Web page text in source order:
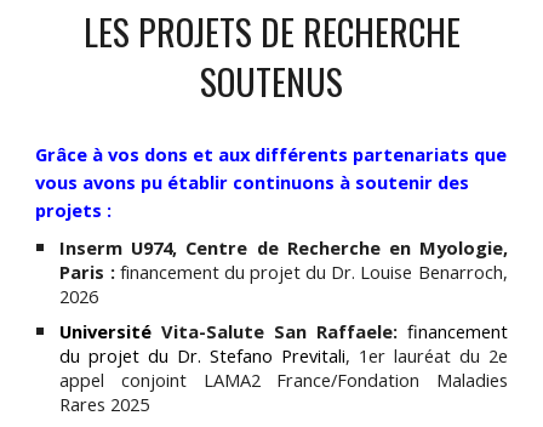
LES PROJETS DE RECHERCHE
SOUTENUS
Grâce à vos dons et aux différents partenariats que
vous avons pu établir continuons à soutenir des
projets :
Inserm U974, Centre de Recherche en Myologie,
Paris : financement du projet du Dr. Louise Benarroch,
2026
UniversitéVita-Salute San Raffaele: financement
du projet du Dr.Stefano Previtali, 1er lauréat du 2e
appel conjoint LAMA2 France/Fondation Maladies
Rares 2025